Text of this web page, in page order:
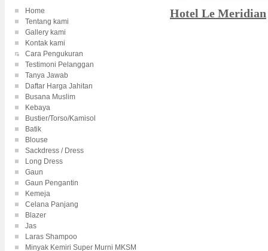
Home
Tentang kami
Gallery kami
Kontak kami
Cara Pengukuran
Testimoni Pelanggan
Tanya Jawab
Daftar Harga Jahitan
Busana Muslim
Kebaya
Bustier/Torso/Kamisol
Batik
Blouse
Sackdress / Dress
Long Dress
Gaun
Gaun Pengantin
Kemeja
Celana Panjang
Blazer
Jas
Laras Shampoo
Minyak Kemiri Super Murni MKSM
Hotel Le Meridian